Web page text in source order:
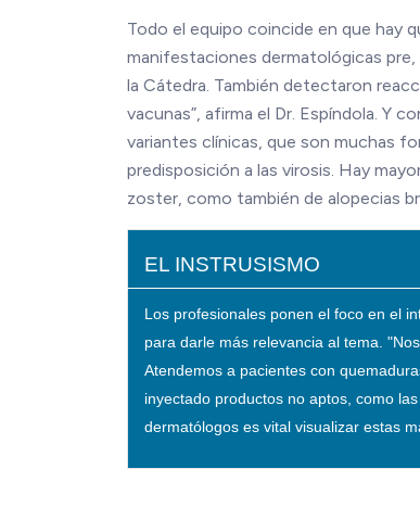
Todo el equipo coincide en que hay
manifestaciones dermatológicas
la Cátedra. También detectaron
vacunas”, afirma el Dr. Espíndola. Y
variantes clínicas, que son muchas
predisposición a las virosis. Hay
zoster, como también de alopecias
EL INSTRUSISMO
Los profesionales ponen el foco en el
para darle más relevancia al tema.
Atendemos a pacientes con
inyectado productos no aptos, como
dermatólogos es vital visualizar estas